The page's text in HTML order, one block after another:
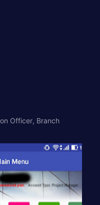
Officer, Branch